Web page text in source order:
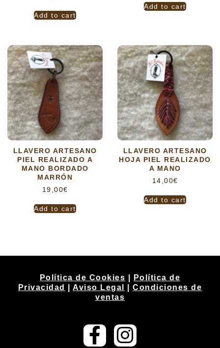
Add to cart
Add to cart
LLAVERO ARTESANO
PIEL REALIZADO A
MANO BORDADO
MARRÓN
19,00€
Add to cart
LLAVERO ARTESANO
HOJA PIEL REALIZADO
A MANO
14,00€
Add to cart
Política de Cookies
Política de
Privacidad
|Aviso Legal |Condiciones de
ventas